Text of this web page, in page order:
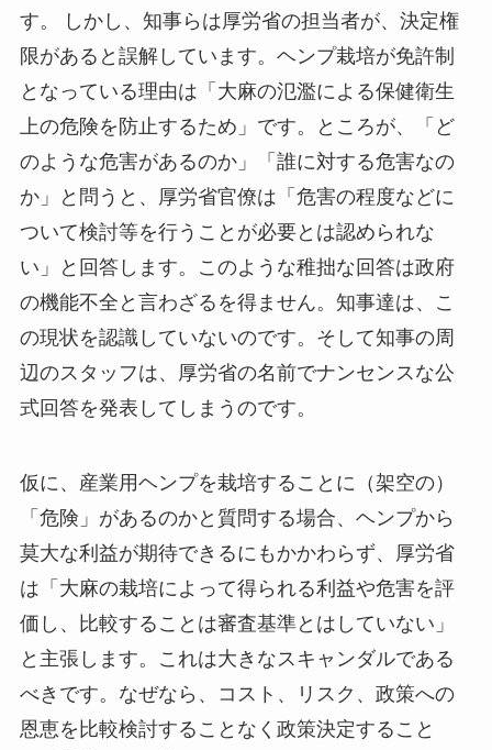
す。
しかし、知事らは厚労省の担当者が、決定権
限があると誤解しています。ヘンプ栽培が免許制
となっている理由は「大麻の氾濫による保健衛生
上の危険を防止するため」です。ところが、「ど
のような危害があるのか」「誰に対する危害なの
か」と問うと、厚労省官僚は「危害の程度などに
ついて検討等を行うことが必要とは認められな
い」と回答します。このような稚拙な回答は政府
の機能不全と言わざるを得ません。知事達は、こ
の現状を認識していないのです。そして知事の周
辺のスタッフは、厚労省の名前でナンセンスな公
式回答を発表してしまうのです。
仮に、産業用ヘンプを栽培することに（架空の）
「危険」があるのかと質問する場合、ヘンプから
莫大な利益が期待できるにもかかわらず、厚労省
は「大麻の栽培によって得られる利益や危害を評
価し、比較することは審査基準とはしていない」
と主張します。これは大きなスキャンダルである
べきです。なぜなら、コスト、リスク、政策への
恩恵を比較検討することなく政策決定すること